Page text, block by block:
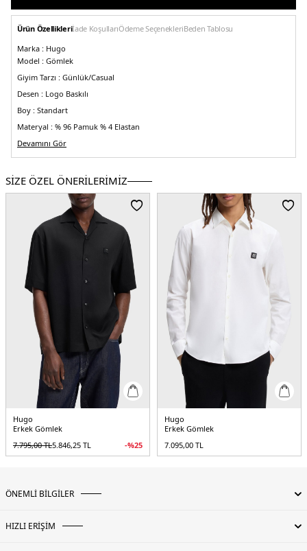
Ürün Özellikleriİade KoşullarıÖdeme SeçenekleriBeden Tablosu
Marka : Hugo
Model : Gömlek
Giyim Tarzı : Günlük/Casual
Desen : Logo Baskılı
Boy : Standart
Materyal : % 96 Pamuk % 4 Elastan
Yaka Bilgisi :Düz Yaka/ Kent Yaka
Kol Bilgisi :Uzun Kol
Kalıp Bilgisi : Slim Fit
Manken Ölçüsü :Boy : 1.88 cm / Göğüs : 92 cm / Bel : 72 cm / Basen : 94 cm /
Üretim Yeri :Hindistan
5DK150519638693.10
Devamını Gör
SİZE ÖZEL ÖNERİLERİMİZ
Hugo
Erkek Gömlek
7.795,00TL5.846,25 TL -%25
Hugo
Erkek Gömlek
7.095,00 TL
ÖNEMLİ BİLGİLER
HIZLI ERİŞİM